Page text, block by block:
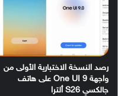
رصد النسخة الاختبارية الأولى من
واجهة One UI 9 على هاتف
جالكسي S26 ألترا